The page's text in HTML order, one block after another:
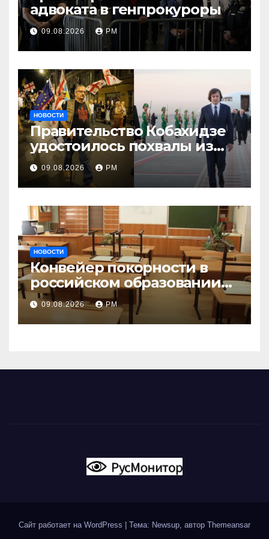
адвоката в генпрокуроры
09.08.2026 РМ
НОВОСТИ
Правительство Кобахидзе
удостоилось похвалы из
Москвы
09.08.2026 РМ
НОВОСТИ
Конвейер покорности в
российском образовании
наталкивается на
сопротивление
09.08.2026 РМ
Сайт работает на WordPress Тема: Newsup, автор Themeansar